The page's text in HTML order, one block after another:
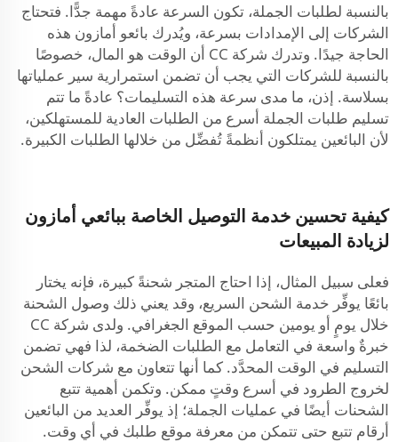
بالنسبة لطلبات الجملة، تكون السرعة عادةً مهمة جدًّا. فتحتاج
الشركات إلى الإمدادات بسرعة، ويُدرك بائعو أمازون هذه
الحاجة جيدًا. وتدرك شركة CC أن الوقت هو المال، خصوصًا
بالنسبة للشركات التي يجب أن تضمن استمرارية سير عملياتها
بسلاسة. إذن، ما مدى سرعة هذه التسليمات؟ عادةً ما تتم
تسليم طلبات الجملة أسرع من الطلبات العادية للمستهلكين،
لأن البائعين يمتلكون أنظمةً تُفضِّل من خلالها الطلبات الكبيرة.
كيفية تحسين خدمة التوصيل الخاصة ببائعي أمازون
لزيادة المبيعات
فعلى سبيل المثال، إذا احتاج المتجر شحنةً كبيرة، فإنه يختار
بائعًا يوفِّر خدمة الشحن السريع، وقد يعني ذلك وصول الشحنة
خلال يومٍ أو يومين حسب الموقع الجغرافي. ولدى شركة CC
خبرةٌ واسعة في التعامل مع الطلبات الضخمة، لذا فهي تضمن
التسليم في الوقت المحدَّد. كما أنها تتعاون مع شركات الشحن
لخروج الطرود في أسرع وقتٍ ممكن. وتكمن أهمية تتبع
الشحنات أيضًا في عمليات الجملة؛ إذ يوفِّر العديد من البائعين
أرقام تتبع حتى تتمكن من معرفة موقع طلبك في أي وقت.